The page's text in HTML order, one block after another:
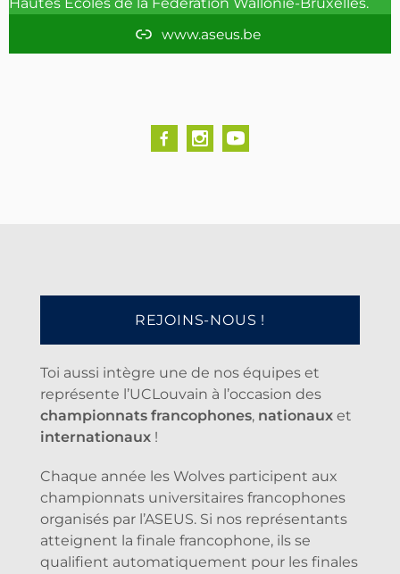
m
www.aseus.be
REJOINS-NOUS !
Toi aussi intègre une de nos équipes et
représente l’UCLouvain à l’occasion des
championnats francophones, nationaux et
internationaux !
Chaque année les Wolves participent aux
championnats universitaires francophones
organisés par l’ASEUS. Si nos représentants
atteignent la finale francophone, ils se
qualifient automatiquement pour les finales